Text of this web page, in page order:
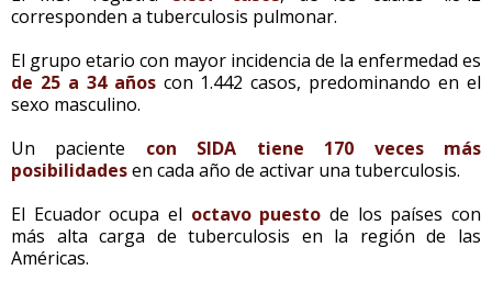
corresponden a tuberculosis pulmonar.
El grupo etario con mayor incidencia de la enfermedad es
de 25 a 34 añoscon 1.442 casos, predominando en el
sexo masculino.
Un paciente con SIDA tiene 170 veces más
posibilidadesen cada año de activar una tuberculosis.
El Ecuador ocupa el octavo puesto de los países con
más alta carga de tuberculosis en la región de las
Américas.